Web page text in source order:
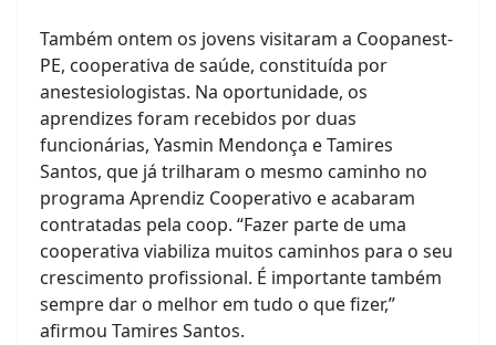
Também ontem os jovens visitaram a Coopanest-
PE, cooperativa de saúde, constituída por
anestesiologistas. Na oportunidade, os
aprendizes foram recebidos por duas
funcionárias, Yasmin Mendonça e Tamires
Santos, que já trilharam o mesmo caminho no
programa Aprendiz Cooperativo e acabaram
contratadas pela coop. “Fazer parte de uma
cooperativa viabiliza muitos caminhos para o seu
crescimento profissional. É importante também
sempre dar o melhor em tudo o que fizer,”
afirmou Tamires Santos.